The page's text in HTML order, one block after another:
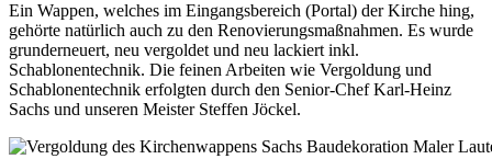
Ein Wappen, welches im Eingangsbereich (Portal) der Kirche hing,
gehörte natürlich auch zu den Renovierungsmaßnahmen. Es wurde
grunderneuert, neu vergoldet und neu lackiert inkl.
Schablonentechnik. Die feinen Arbeiten wie Vergoldung und
Schablonentechnik erfolgten durch den Senior-Chef Karl-Heinz
Sachs und unseren Meister Steffen Jöckel.